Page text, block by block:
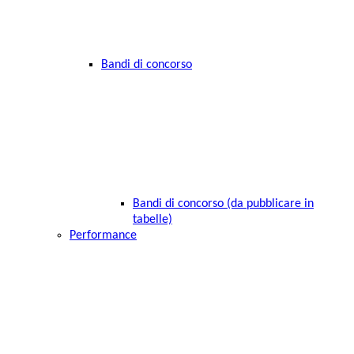
Bandi di concorso
Bandi di concorso (da pubblicare in
tabelle)
Performance